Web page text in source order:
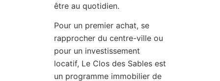
être au quotidien.
Pour un premier achat, se
rapprocher du centre-ville ou
pour un investissement
locatif, Le Clos des Sables est
un programme immobilier de